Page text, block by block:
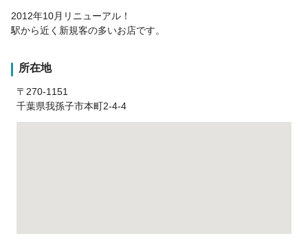
2012年10月リニューアル！
駅から近く新規客の多いお店です。
所在地
〒270-1151
千葉県我孫子市本町2-4-4